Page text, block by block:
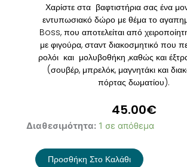
Χαρίστε στα βαφτιστήρια σας ένα
εντυπωσιακό δώρο με θέμα το
Boss, που αποτελείται από
με φιγούρα, σταντ διακοσμητικό που
ρολόι και μολυβοθήκη ,καθώς και
(σουβέρ, μπρελόκ, μαγνητάκι και
πόρτας δωματίου).
45.00€
Διαθεσιμότητα: 1 σε απόθεμα
Πασχαλινή
Baby
Boss
Προσθήκη Στο Καλάθι